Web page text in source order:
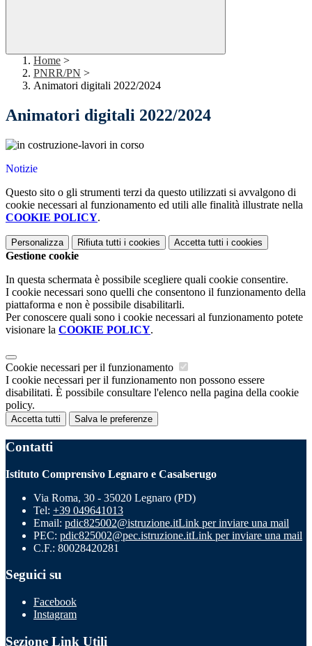
Home >
PNRR/PN >
Animatori digitali 2022/2024
Animatori digitali 2022/2024
Notizie
Questo sito o gli strumenti terzi da questo utilizzati si avvalgono di
cookie necessari al funzionamento ed utili alle finalità illustrate nella
COOKIE POLICY.
Personalizza Rifiuta tutti i cookies Accetta tutti i cookies
Gestione cookie
In questa schermata è possibile scegliere quali cookie consentire.
I cookie necessari sono quelli che consentono il funzionamento della
piattaforma e non è possibile disabilitarli.
Per conoscere quali sono i cookie necessari al funzionamento potete
visionare la COOKIE POLICY.
Cookie necessari per il funzionamento
I cookie necessari per il funzionamento non possono essere
disabilitati. È possibile consultare l'elenco nella pagina della cookie
policy.
Accetta tutti Salva le preferenze
Contatti
Istituto Comprensivo Legnaro e Casalserugo
Via Roma, 30 - 35020 Legnaro (PD)
Tel: +39 049641013
Email: pdic825002@istruzione.itLink per inviare una mail
PEC: pdic825002@pec.istruzione.itLink per inviare una mail
C.F.: 80028420281
Seguici su
Facebook
Instagram
Sezione Link Utili